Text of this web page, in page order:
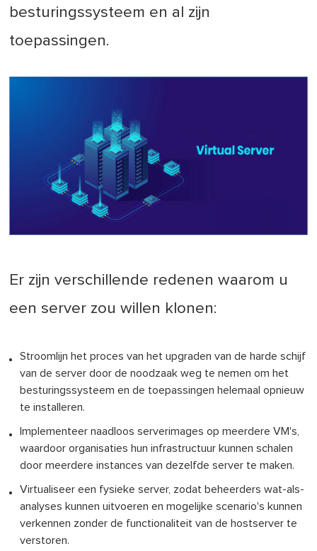
besturingssysteem en al zijn
toepassingen.
Er zijn verschillende redenen waarom u
een server zou willen klonen:
Stroomlijn het proces van het upgraden van de harde schijf
van de server door de noodzaak weg te nemen om het
besturingssysteem en de toepassingen helemaal opnieuw
te installeren.
Implementeer naadloos serverimages op meerdere VM's,
waardoor organisaties hun infrastructuur kunnen schalen
door meerdere instances van dezelfde server te maken.
Virtualiseer een fysieke server, zodat beheerders wat-als-
analyses kunnen uitvoeren en mogelijke scenario's kunnen
verkennen zonder de functionaliteit van de hostserver te
verstoren.